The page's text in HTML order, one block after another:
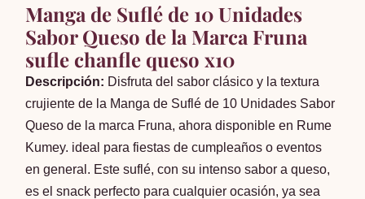
Manga de Suflé de 10 Unidades
Sabor Queso de la Marca Fruna
sufle chanfle queso x10
Descripción: Disfruta del sabor clásico y la textura
crujiente de la Manga de Suflé de 10 Unidades Sabor
Queso de la marca Fruna, ahora disponible en Rume
Kumey. ideal para fiestas de cumpleaños o eventos
en general. Este suflé, con su intenso sabor a queso,
es el snack perfecto para cualquier ocasión, ya sea